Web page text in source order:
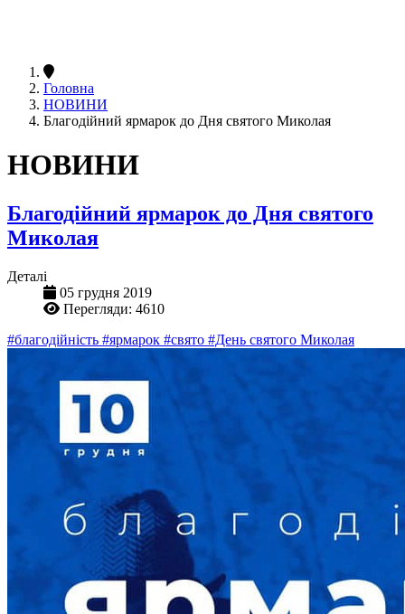
Головна
НОВИНИ
Благодійний ярмарок до Дня святого Миколая
НОВИНИ
Благодійний ярмарок до Дня святого
Миколая
Деталі
05 грудня 2019
Перегляди: 4610
#благодійність #ярмарок #свято #День святого Миколая